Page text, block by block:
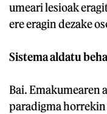
umeari lesioak
ere eragin dezake
Sistema aldatu
Bai. Emakumearen
paradigma horrekin